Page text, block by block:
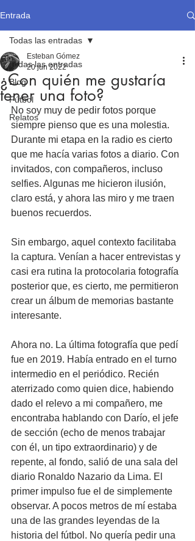
Entrada
Todas las entradas
Blog
Fútbol
Relatos
Todas las entradas
¿Con quién me gustaría
tener una foto?
Esteban Gómez
20 jun 2022
No soy muy de pedir fotos porque
siempre pienso que es una molestia.
Durante mi etapa en la radio es cierto
que me hacía varias fotos a diario. Con
invitados, con compañeros, incluso
selfies. Algunas me hicieron ilusión,
claro está, y ahora las miro y me traen
buenos recuerdos.
Sin embargo, aquel contexto facilitaba
la captura. Venían a hacer entrevistas y
casi era rutina la protocolaria fotografía
posterior que, es cierto, me permitieron
crear un álbum de memorias bastante
interesante.
Ahora no. La última fotografía que pedí
fue en 2019. Había entrado en el turno
intermedio en el periódico. Recién
aterrizado como quien dice, habiendo
dado el relevo a mi compañero, me
encontraba hablando con Darío, el jefe
de sección (echo de menos trabajar
con él, un tipo extraordinario) y de
repente, al fondo, salió de una sala del
diario Ronaldo Nazario da Lima. El
primer impulso fue el de simplemente
observar. A pocos metros de mí estaba
una de las grandes leyendas de la
historia del fútbol. No quería pedir una